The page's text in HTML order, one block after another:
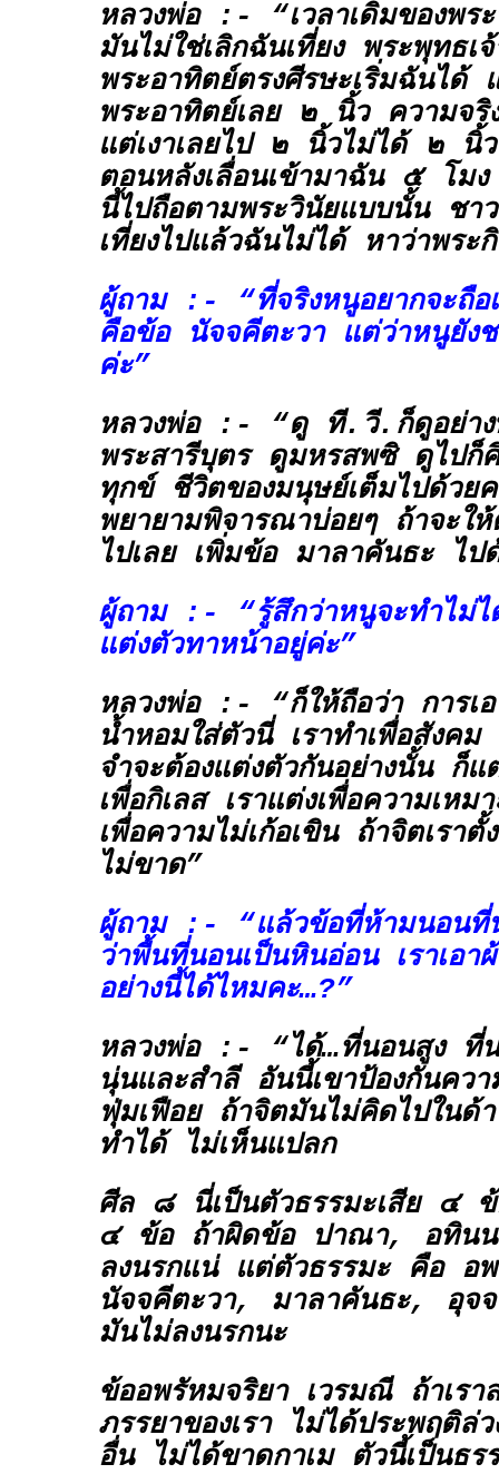
หลวงพ่อ :- “เวลาเดิมของพร
มันไม่ใช่เลิกฉันเที่ยง พระพุทธเ
พระอาทิตย์ตรงศีรษะเริ่มฉันได้
พระอาทิตย์เลย ๒ นิ้ว ความจริ
แต่เงาเลยไป ๒ นิ้วไม่ได้ ๒ นิ้
ตอนหลังเลื่อนเข้ามาฉัน ๕ โมง
นี้ไปถือตามพระวินัยแบบนั้น ชาว
เที่ยงไปแล้วฉันไม่ได้ หาว่าพระกิ
ผู้ถาม :- “ที่จริงหนูอยากจะถือ
คือข้อ
นัจจคีตะวาแต่ว่าหนูยัง
ค่ะ”
หลวงพ่อ :- “ดู ที.วี.ก็ดูอย่าง
พระสารีบุตร ดูมหรสพซิ ดูไปก็
ทุกข์ ชีวิตของมนุษย์เต็มไปด้วย
พยายามพิจารณาบ่อยๆ ถ้าจะใ
ไปเลย เพิ่มข้อ มาลาคันธะไป
ผู้ถาม :- “รู้สึกว่าหนูจะทำไม่ไ
แต่งตัวทาหน้าอยู่ค่ะ”
หลวงพ่อ :- “ก็ให้ถือว่า การเอ
น้ำหอมใส่ตัวนี่ เราทำเพื่อสังคม
จำจะต้องแต่งตัวกันอย่างนั้น ก็แ
เพื่อกิเลส เราแต่งเพื่อความเหม
เพื่อความไม่เก้อเขิน ถ้าจิตเรา
ไม่ขาด”
ผู้ถาม :- “แล้วข้อที่ห้ามนอนที่
ว่าพื้นที่นอนเป็นหินอ่อน เราเอา
อย่างนี้ได้ไหมคะ…?”
หลวงพ่อ :- “ได้…ที่นอนสูง ที่
นุ่นและสำลี อันนี้เขาป้องกันคว
ฟุ่มเฟือย ถ้าจิตมันไม่คิดไปในด้
ทำได้ ไม่เห็นแปลก
ศีล ๘ นี่เป็นตัวธรรมะเสีย ๔ ข้
๔ ข้อ ถ้าผิดข้อ ปาณา, อทิน
ลงนรกแน่ แต่ตัวธรรมะ คือ
นัจจคีตะวา, มาลาคันธะ, อุจ
มันไม่ลงนรกนะ
ข้ออพรัหมจริยา เวรมณี ถ้าเรา
ภรรยาของเรา ไม่ได้ประพฤติล่ว
อื่น ไม่ได้ขาดกาเม ตัวนี้เป็นธร